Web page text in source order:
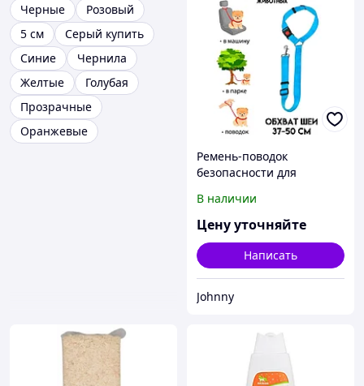
Черные
Розовый
5 см
Серый купить
Синие
Чернила
Желтые
Голубая
Прозрачные
Оранжевые
Ремень-поводок
безопасности для
дереву, ОШ 37-50
см,макс. 77 см, голубой
В наличии
Цену уточняйте
Написать
Johnny